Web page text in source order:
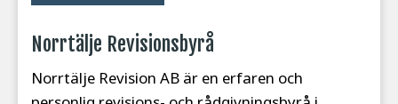
Norrtälje Revisionsbyrå
Norrtälje Revision AB är en erfaren och